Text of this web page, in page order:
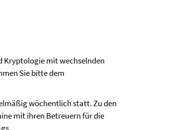
Kryptologie mit wechselnden
Sie bitte dem
wöchentlich statt. Zu den
mit ihren Betreuern für die